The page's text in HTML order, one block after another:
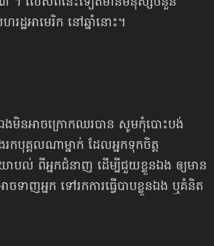
ដ្ឋអាមេរិក នៅឆ្នាំនោះ។
ឯងមិនអាចក្រោកឈរបាន សូមកុំបោះបង់​
កបុគ្គលណាម្នាក់ ដែលអ្នកទុកចិត្ត
បល់ ពីអ្នកជំនាញ ដើម្បីជួយខ្លួនឯង ឲ្យមាន
ាញអ្នក ទៅរកការធ្វើបាបខ្លួនឯង ឬគំនិត